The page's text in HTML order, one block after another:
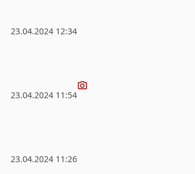
23.04.2024 12:34
23.04.2024 11:54
23.04.2024 11:26